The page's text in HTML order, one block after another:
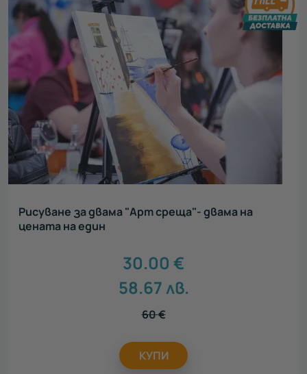
Рисуване за двама "Арт среща"- двама на
цената на един
30.00 €
58.67лв.
60€
КУПИ